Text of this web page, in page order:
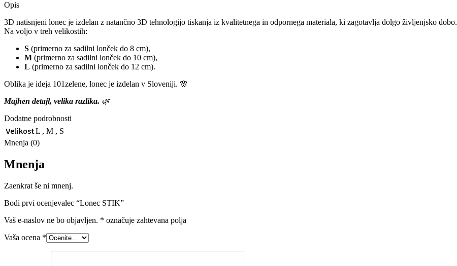
Opis
3D natisnjeni lonec je izdelan z natančno 3D tehnologijo tiskanja iz kvalitetnega in odpornega materiala, ki zagotavlja dolgo življenjsko dobo.
Na voljo v treh velikostih:
S (primerno za sadilni lonček do 8 cm),
M (primerno za sadilni lonček do 10 cm),
L (primerno za sadilni lonček do 12 cm).
Oblika je ideja 101zelene, lonec je izdelan v Sloveniji. 🌸
Majhen detajl, velika razlika. 🌿
Dodatne podrobnosti
VelikostL , M , S
Mnenja (0)
Mnenja
Zaenkrat še ni mnenj.
Bodi prvi ocenjevalec “Lonec STIK”
Vaš e-naslov ne bo objavljen. * označuje zahtevana polja
Vaša ocena *